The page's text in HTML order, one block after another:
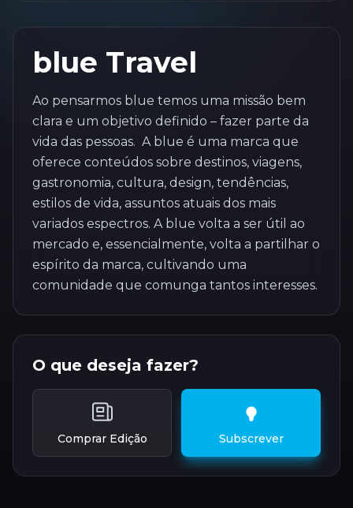
blue Travel
Ao pensarmos blue temos uma missão bem
clara e um objetivo definido – fazer parte da
vida das pessoas. A blue é uma marca que
oferece conteúdos sobre destinos, viagens,
gastronomia, cultura, design, tendências,
estilos de vida, assuntos atuais dos mais
variados espectros. A blue volta a ser útil ao
mercado e, essencialmente, volta a partilhar o
espírito da marca, cultivando uma
comunidade que comunga tantos interesses.
O que deseja fazer?
Comprar Edição Subscrever